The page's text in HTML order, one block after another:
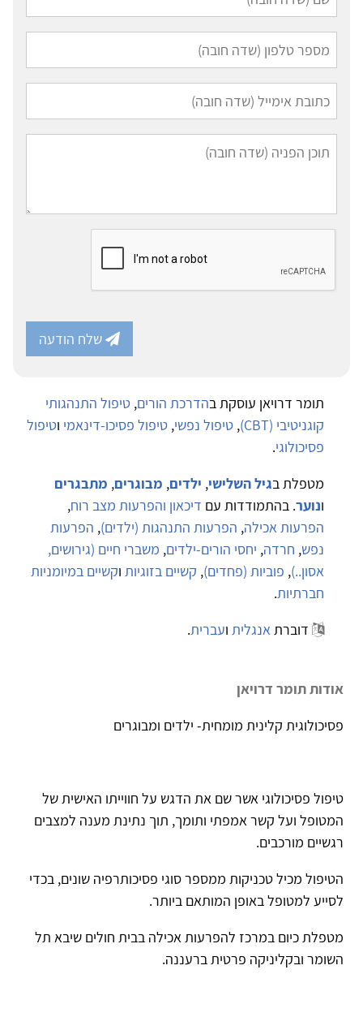
שלח הודעה
תומר דרויאן עוסקת בהדרכת הורים, טיפול התנהגותי
קוגניטיבי (CBT)
, טיפול נפשי, טיפול פסיכו-דינאמי וטיפול
פסיכולוגי.
מטפלת בגיל השלישי, ילדים, מבוגרים, מתבגרים
ונוער. בהתמודדות עם דיכאון והפרעות מצב רוח,
הפרעות אכילה, הפרעות התנהגות (ילדים), הפרעות
נפש, חרדה, יחסי הורים-ילדים, משברי חיים (גירושים,
אסון..), פוביות (פחדים), קשיים בזוגיות וקשיים במיומניות
חברתיות.
דוברתאנגלית ועברית.
אודות תומר דרויאן
פסיכולוגית קלינית מומחית- ילדים ומבוגרים
טיפול פסיכולוגי אשר שם את הדגש על חווייתו האישית של
המטופל ועל קשר אמפתי ותומך, תוך נתינת מענה למצבים
רגשיים מורכבים.
הטיפול מכיל טכניקות ממספר סוגי פסיכותרפיה שונים, בכדי
לסייע למטופל באופן המותאם ביותר.
מטפלת כיום במרכז להפרעות אכילה בבית חולים שיבא תל
השומר ובקליניקה פרטית ברעננה.